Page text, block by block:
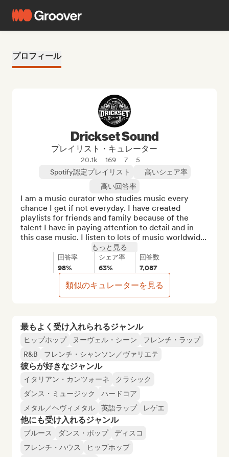
プロフィール
最もよく受け入れられるジャンル
ヒップホップ ヌーヴェル・シーン
フレンチ・ラップ
R&B
フレンチ・シャンソン／ヴァリエテ
彼らが好きなジャンル
イタリアン・カンツォーネ
クラシック
ダンス・ミュージック
ハードコア
メタル／ヘヴィメタル
英語ラップ レゲエ
他にも受け入れるジャンル
ブルース ダンス・ポップ
ディスコ
フレンチ・ハウス
ヒップホップ
Drickset Sound
プレイリスト・キュレーター
20.1k 169 7
5
Spotify認定プレイリスト
高いシェア率
高い回答率
I am a music curator who studies music every
chance I get if not everyday. I have created
playlists for friends and family because of the
talent I have in paying attention to detail and in
this case music. I listen to lots of music worldwid...
もっと見る
回答率
98%
シェア率
63%
回答数
7,087
類似のキュレーターを見る